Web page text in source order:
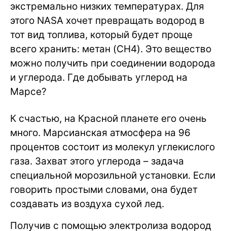
экстремально низких температурах. Для
этого NASA хочет превращать водород в
тот вид топлива, который будет проще
всего хранить: метан (CH4). Это вещество
можно получить при соединении водорода
и углерода. Где добывать углерод на
Марсе?
К счастью, на Красной планете его очень
много. Марсианская атмосфера на 96
процентов состоит из молекул углекислого
газа. Захват этого углерода – задача
специальной морозильной установки. Если
говорить простыми словами, она будет
создавать из воздуха сухой лед.
Получив с помощью электролиза водород